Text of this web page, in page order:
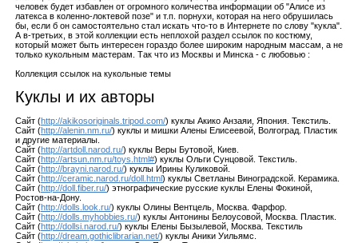
человек будет избавлен от огромного количества информации об "Алисе из
латекса в коленно-локтевой позе" и т.п. порнухи, которая на него обрушилась
бы, если б он самостоятельно стал искать что-то в Интернете по слову "кукла".
А в-третьих, в этой коллекции есть неплохой раздел ссылок по костюму,
который может быть интересен гораздо более широким народным массам, а не
только кукольным мастерам. Так что из Москвы и Минска - с любовью :
Коллекция ссылок на кукольные темы
Куклы и их авторы
Сайт (http://akikosoriginals.tripod.com/) куклы Акико Анзаяи, Япония. Текстиль.
Сайт (http://alenin.nm.ru/) куклы и мишки Алены Елисеевой, Волгоград. Пластик
и другие материалы.
Сайт (http://artdoll.narod.ru/) куклы Веры Бутовой, Киев.
Сайт (http://artsun.nm.ru/toys.html#) куклы Ольги Сунцовой. Текстиль.
Сайт (http://brayni.narod.ru/) куклы Ирины Куликовой.
Сайт (http://ceramic.narod.ru/doll.html) куклы Светланы Виноградской. Керамика.
Сайт (http://doll.fiber.ru/) этнографические русские куклы Елены Фокиной,
Ростов-на-Дону.
Сайт (http://dolls.look.ru/) куклы Олины Вентцель, Москва. Фарфор.
Сайт (http://dolls.myhobbies.ru/) куклы Антонины Белоусовой, Москва. Пластик.
Сайт (http://dollsi.narod.ru/) куклы Елены Бызылевой, Москва. Текстиль
Сайт (http://dream.gothiclibrarian.net/) куклы Аники Уильямс.